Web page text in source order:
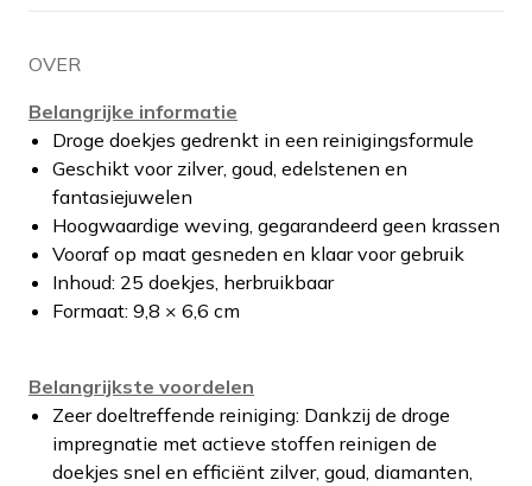
OVER
Belangrijke informatie
Droge doekjes gedrenkt in een reinigingsformule
Geschikt voor zilver, goud, edelstenen en
fantasiejuwelen
Hoogwaardige weving, gegarandeerd geen krassen
Vooraf op maat gesneden en klaar voor gebruik
Inhoud: 25 doekjes, herbruikbaar
Formaat: 9,8 × 6,6 cm
Belangrijkste voordelen
Zeer doeltreffende reiniging: Dankzij de droge
impregnatie met actieve stoffen reinigen de
doekjes snel en efficiënt zilver, goud, diamanten,